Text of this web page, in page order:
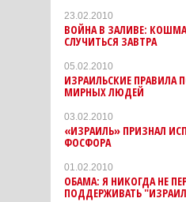
23.02.2010
ВОЙНА В ЗАЛИВЕ:
СЛУЧИТЬСЯ ЗАВТРА
05.02.2010
ИЗРАИЛЬСКИЕ ПРАВИЛА
МИРНЫХ ЛЮДЕЙ
03.02.2010
«ИЗРАИЛЬ» ПРИЗНАЛ
ФОСФОРА
01.02.2010
ОБАМА: Я НИКОГДА НЕ
ПОДДЕРЖИВАТЬ